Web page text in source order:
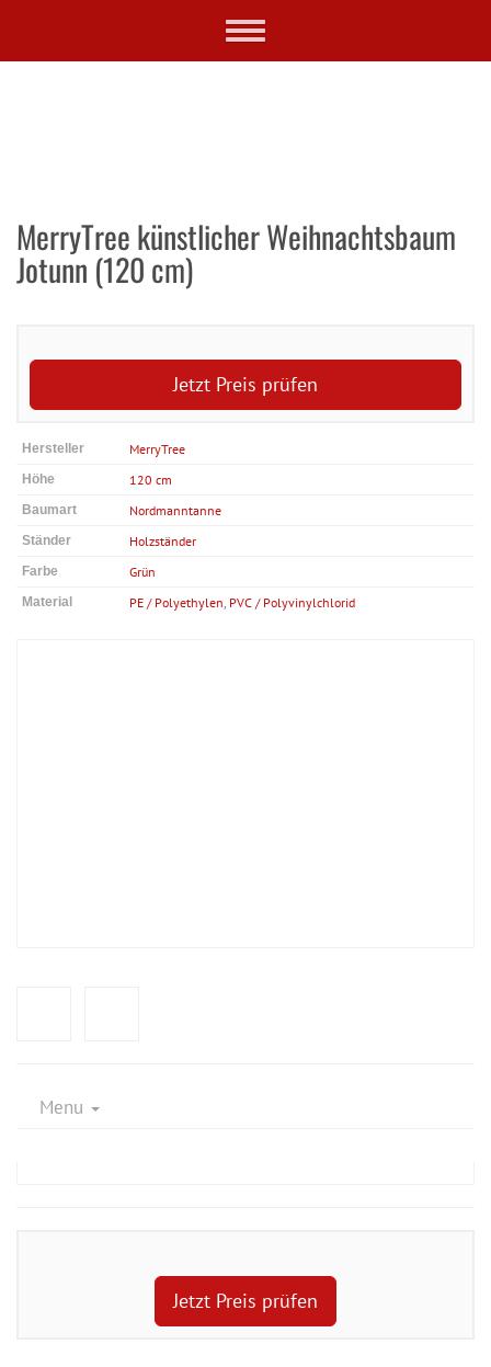
Toggle
MerryTree künstlicher Weihnachtsbaum
Jotunn (120 cm)
Jetzt Preis prüfen
Hersteller MerryTree
Höhe 120 cm
Baumart Nordmanntanne
Ständer Holzständer
Farbe Grün
Material PE / Polyethylen PVC / Polyvinylchlorid
Menu
Jetzt Preis prüfen